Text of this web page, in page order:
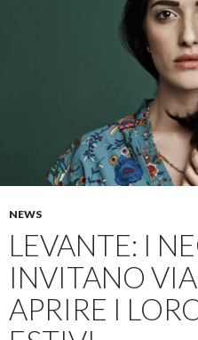
NEWS
LEVANTE: I
INVITANO
APRIRE I